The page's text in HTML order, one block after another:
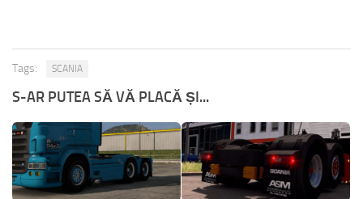
Tags: SCANIA
S-AR PUTEA SĂ VĂ PLACĂ ȘI...